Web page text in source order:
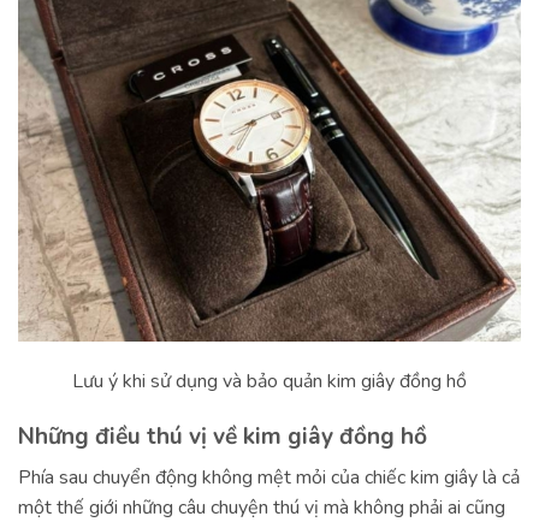
Lưu ý khi sử dụng và bảo quản kim giây đồng hồ
Những điều thú vị về kim giây đồng hồ
Phía sau chuyển động không mệt mỏi của chiếc kim giây là cả
một thế giới những câu chuyện thú vị mà không phải ai cũng